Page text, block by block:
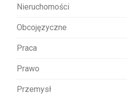
Nieruchomości
Obcojęzyczne
Praca
Prawo
Przemysł